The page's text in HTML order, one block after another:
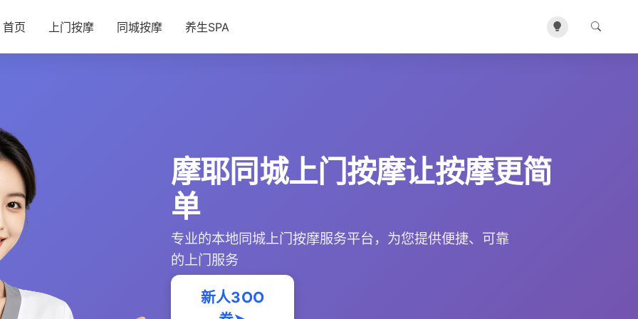
首页 上门按摩 同城按摩 养生SPA
摩耶同城上门按摩让按摩更简
单
专业的本地同城上门按摩服务平台，为您提供便捷、可靠
的上门服务
新人3OO